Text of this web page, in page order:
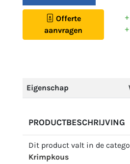
Offerte
aanvragen
Eigenschap
PRODUCTBESCHRIJVING
Dit product valt in de
Krimpkous